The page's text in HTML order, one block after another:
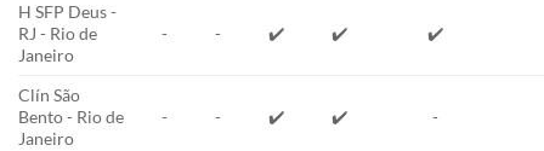
H SFP Deus -
RJ - Rio de
Janeiro
- - ✔️ ✔️ ✔️
Clín São
Bento - Rio de
Janeiro
- - ✔️ ✔️ -